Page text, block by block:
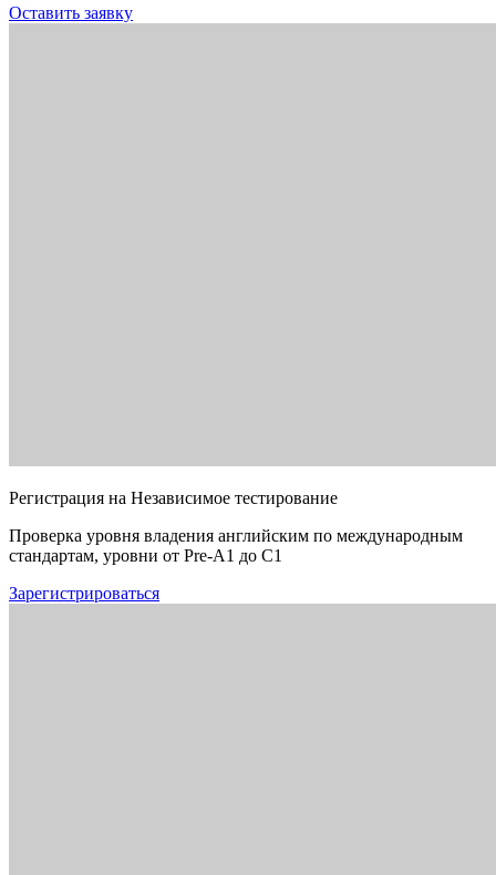
Оставить заявку
Регистрация на Независимое тестирование
Проверка уровня владения английским по международным
стандартам, уровни от Pre-A1 до C1
Зарегистрироваться